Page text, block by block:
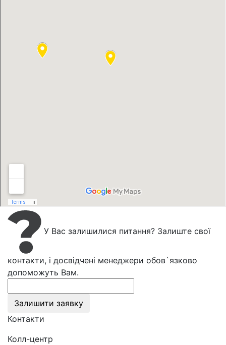
У Вас залишилися питання? Залиште свої
контакти, і досвідчені менеджери обов`язково
допоможуть Вам.
Залишити заявку
Контакти
Колл-центр